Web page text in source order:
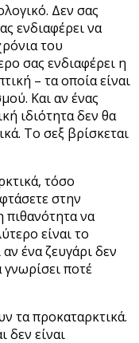
Δεν σας
ενδιαφέρει να
του
σας ενδιαφέρει η
– τα οποία είναι
Και αν ένας
ιδιότητα δεν θα
Το σεξ βρίσκεται
τόσο
στην
πιθανότητα να
είναι το
ένα ζευγάρι δεν
γνωρίσει ποτέ
τα προκαταρκτικά.
δεν είναι